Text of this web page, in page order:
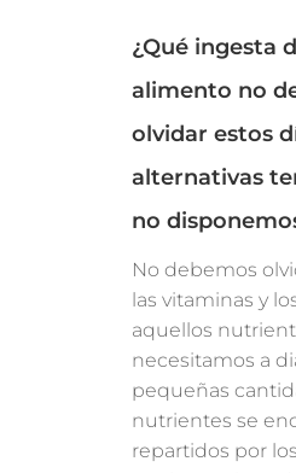
¿Qué ingesta
alimento no
olvidar estos
alternativas
no
No debemos
las vitaminas y
aquellos
necesitamos a
pequeñas
nutrientes se
repartidos por